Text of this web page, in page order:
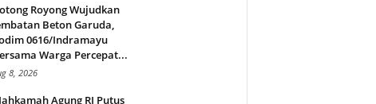
Royong Wujudkan
Beton Garuda,
0616/Indramayu
Warga Percepat...
8, 2026
Agung RI Putus